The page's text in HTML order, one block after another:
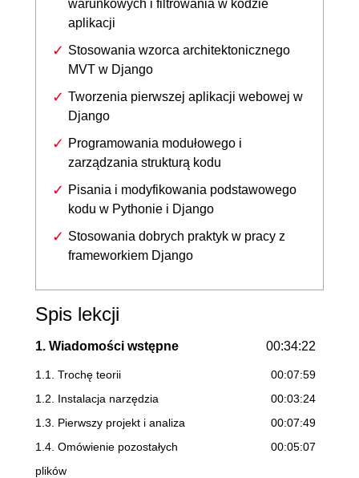
warunkowych i filtrowania w kodzie
aplikacji
Stosowania wzorca architektonicznego
MVT w Django
Tworzenia pierwszej aplikacji webowej w
Django
Programowania modułowego i
zarządzania strukturą kodu
Pisania i modyfikowania podstawowego
kodu w Pythonie i Django
Stosowania dobrych praktyk w pracy z
frameworkiem Django
Spis lekcji
1. Wiadomości wstępne 00:34:22
1.1. Trochę teorii
00:07:59
1.2. Instalacja narzędzia
00:03:24
1.3. Pierwszy projekt i analiza
00:07:49
1.4. Omówienie pozostałych
plików
00:05:07